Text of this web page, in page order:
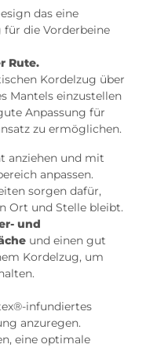
das eine
die Vorderbeine
Rute.
Kordelzug über
Mantels einzustellen
Anpassung für
zu ermöglichen.
anziehen und mit
anpassen.
sorgen dafür,
Ort und Stelle bleibt.
und
und einen gut
Kordelzug, um
infundiertes
anzuregen.
eine optimale